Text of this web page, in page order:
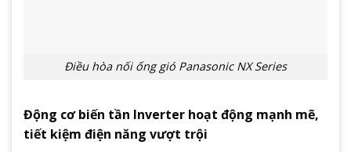
Điều hòa nối ống gió Panasonic NX Series
Động cơ biến tần Inverter hoạt động mạnh mẽ,
tiết kiệm điện năng vượt trội